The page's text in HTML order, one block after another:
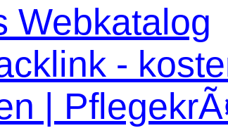
Webkatalog
-
|